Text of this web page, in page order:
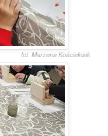
fot. Marzena Kościelniak